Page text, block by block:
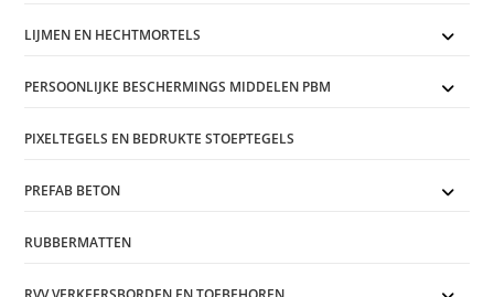
LIJMEN EN HECHTMORTELS
PERSOONLIJKE BESCHERMINGS MIDDELEN PBM
PIXELTEGELS EN BEDRUKTE STOEPTEGELS
PREFAB BETON
RUBBERMATTEN